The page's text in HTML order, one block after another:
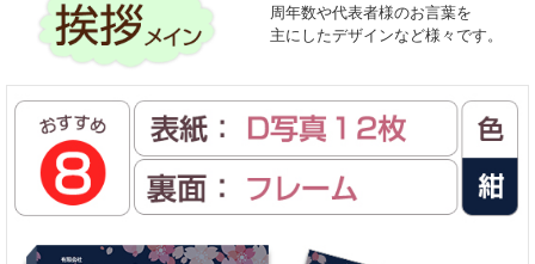
周年数や代表者様のお言葉を
主にしたデザインなど様々です。